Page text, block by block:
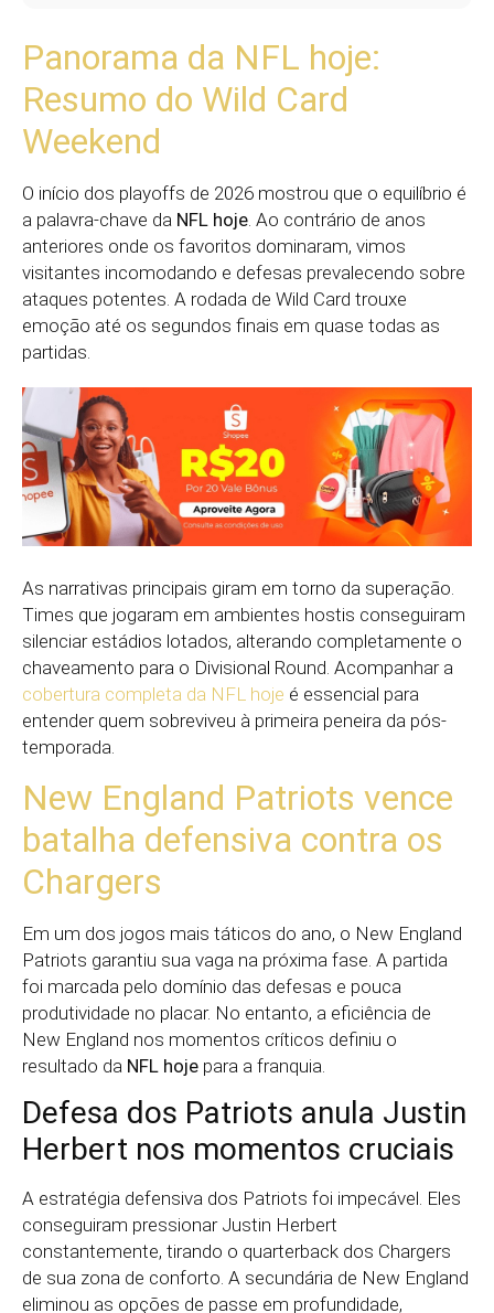
Panorama da NFL hoje:
Resumo do Wild Card
Weekend
O início dos playoffs de 2026 mostrou que o equilíbrio é
a palavra-chave da NFL hoje . Ao contrário de anos
anteriores onde os favoritos dominaram, vimos
visitantes incomodando e defesas prevalecendo sobre
ataques potentes. A rodada de Wild Card trouxe
emoção até os segundos finais em quase todas as
partidas.
As narrativas principais giram em torno da superação.
Times que jogaram em ambientes hostis conseguiram
silenciar estádios lotados, alterando completamente o
chaveamento para o Divisional Round. Acompanhar a
cobertura completa da NFL hoje é essencial para
entender quem sobreviveu à primeira peneira da pós-
temporada.
New England Patriots vence
batalha defensiva contra os
Chargers
Em um dos jogos mais táticos do ano, o New England
Patriots garantiu sua vaga na próxima fase. A partida
foi marcada pelo domínio das defesas e pouca
produtividade no placar. No entanto, a eficiência de
New England nos momentos críticos definiu o
resultado da NFL hoje para a franquia.
Defesa dos Patriots anula Justin
Herbert nos momentos cruciais
A estratégia defensiva dos Patriots foi impecável. Eles
conseguiram pressionar Justin Herbert
constantemente, tirando o quarterback dos Chargers
de sua zona de conforto. A secundária de New England
eliminou as opções de passe em profundidade,